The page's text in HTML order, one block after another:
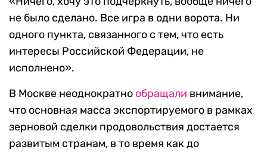
не было сделано. Все игра в одни ворота. Ни
одного пункта, связанного с тем, что есть
интересы Российской Федерации, не
исполнено».
В Москве неоднократно обращали внимание,
что основная масса экспортируемого в рамках
зерновой сделки продовольствия достается
развитым странам, в то время как до